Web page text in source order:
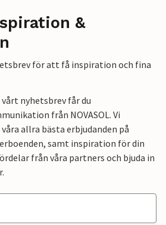
&
för att få inspiration och fina
nyhetsbrev får du
från NOVASOL. Vi
allra bästa erbjudanden på
samt inspiration för din
från våra partners och bjuda in